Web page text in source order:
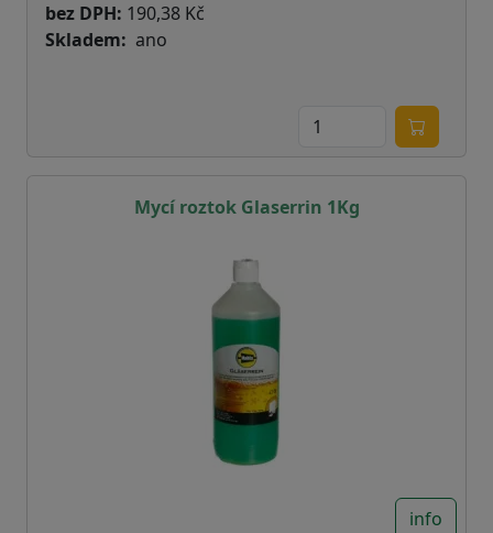
bez DPH: 190,38 Kč
Skladem
ano
Mycí roztok Glaserrin 1Kg
info